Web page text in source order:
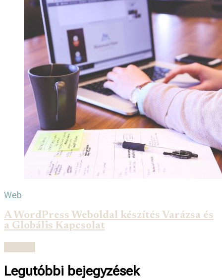
Web
A WordPress Weboldal készítés Varázsa és
a Globális Kapcsolat
Legutóbbi bejegyzések